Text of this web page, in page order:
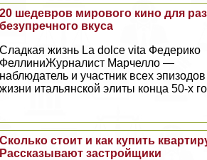
20 шедевров мирового кино для
безупречного вкуса
Сладкая жизнь La dolce vita Федерико
ФеллиниЖурналист Марчелло —
наблюдатель и участник всех эпизодов
жизни итальянской элиты конца 50-х
Сколько стоит и как купить
Рассказывают застройщики